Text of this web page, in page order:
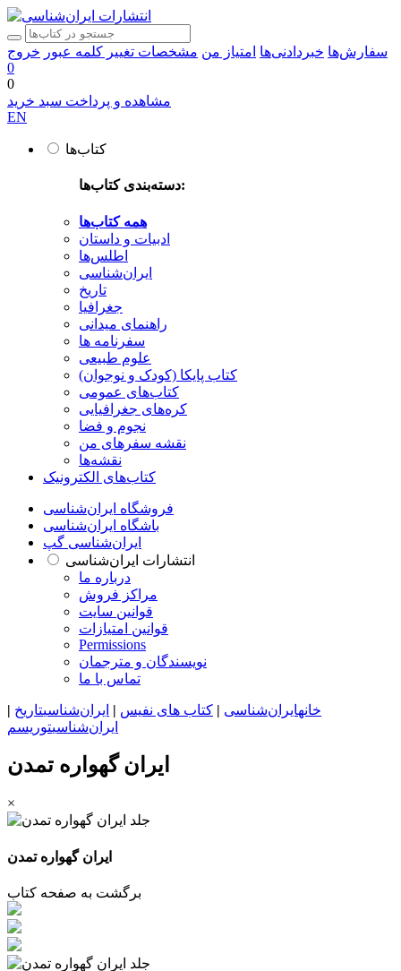
سفارش‌ها خبردادنی‌ها امتیاز من مشخصات تغییر کلمه عبور خروج
0
0
مشاهده و پرداخت سبد خرید
EN
کتاب‌ها
دسته‌بندی کتاب‌ها:
همه کتاب‌ها
ادبیات و داستان
اطلس‌ها
ایران‌شناسی
تاریخ
جغرافیا
راهنمای میدانی
سفرنامه‌ ها
علوم طبیعی
کتاب‌ پایکا (کودک و نوجوان)
کتاب‌های عمومی
کره‌های جغرافیایی
نجوم و فضا
نقشه سفرهای من
نقشه‌ها
کتاب‌های الکترونیک
فروشگاه ایران‌شناسی
باشگاه ایران‌شناسی
ایران‌شناسی گپ
انتشارات ایران‌شناسی
درباره ما
مراکز فروش
قوانین سایت
قوانین امتیازات
Permissions
نویسندگان و مترجمان
تماس با ما
خانهایران‌شناسی | کتاب های نفیس | ایران‌شناسیتاریخ |
ایران‌شناسیتوریسم
ایران گهواره تمدن
×
ایران گهواره تمدن
برگشت به صفحه کتاب